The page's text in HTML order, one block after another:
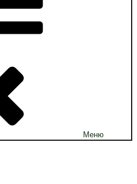
Меню